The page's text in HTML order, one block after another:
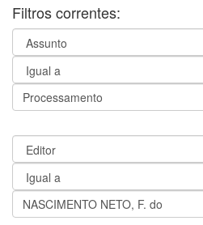
Filtros correntes: